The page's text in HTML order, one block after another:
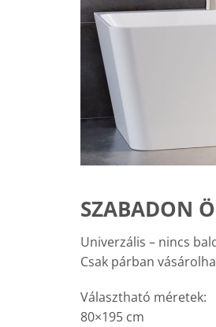
SZABADON
Univerzális – nincs
Csak párban
Választható méretek:
80×195 cm